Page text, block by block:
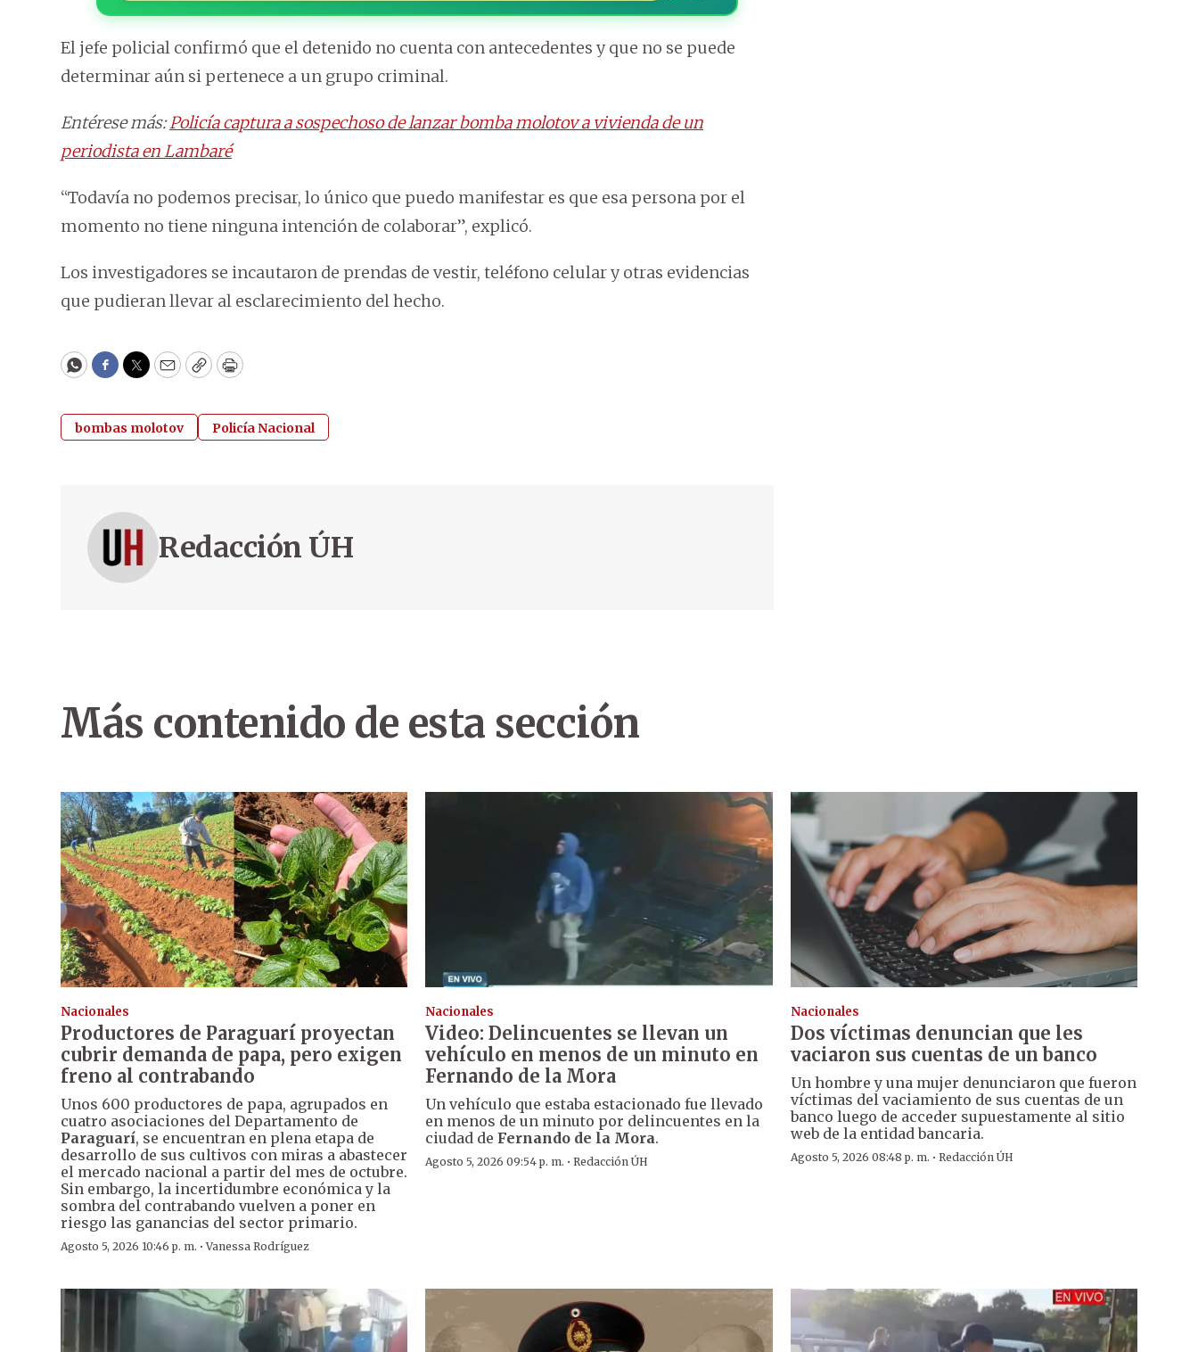
El jefe policial confirmó que el detenido no cuenta con antecedentes y que no se puede
determinar aún si pertenece a un grupo criminal.
Entérese más:Policía captura a sospechoso de lanzar bomba molotov a vivienda de un
periodista en Lambaré
“Todavía no podemos precisar, lo único que puedo manifestar es que esa persona por el
momento no tiene ninguna intención de colaborar”, explicó.
Los investigadores se incautaron de prendas de vestir, teléfono celular y otras evidencias
que pudieran llevar al esclarecimiento del hecho.
WhatsApp
Facebook
Twitter
EmailCopyPrint
bombas molotov Policía Nacional
Redacción ÚH
Más contenido de esta sección
Nacionales
Productores de Paraguarí proyectan
cubrir demanda de papa, pero exigen
freno al contrabando
Unos 600 productores de papa, agrupados en
cuatro asociaciones del Departamento de
Paraguarí, se encuentran en plena etapa de
desarrollo de sus cultivos con miras a abastecer
el mercado nacional a partir del mes de octubre.
Sin embargo, la incertidumbre económica y la
sombra del contrabando vuelven a poner en
riesgo las ganancias del sector primario.
Agosto 5, 2026 10:46 p. m. ·Vanessa Rodríguez
Nacionales
Video: Delincuentes se llevan un
vehículo en menos de un minuto en
Fernando de la Mora
Un vehículo que estaba estacionado fue llevado
en menos de un minuto por delincuentes en la
ciudad de Fernando de la Mora.
Agosto 5, 2026 09:54 p. m. ·Redacción ÚH
Nacionales
Dos víctimas denuncian que les
vaciaron sus cuentas de un banco
Un hombre y una mujer denunciaron que fueron
víctimas del vaciamiento de sus cuentas de un
banco luego de acceder supuestamente al sitio
web de la entidad bancaria.
Agosto 5, 2026 08:48 p. m. · Redacción ÚH